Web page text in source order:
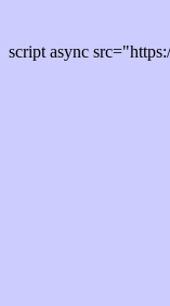
script async